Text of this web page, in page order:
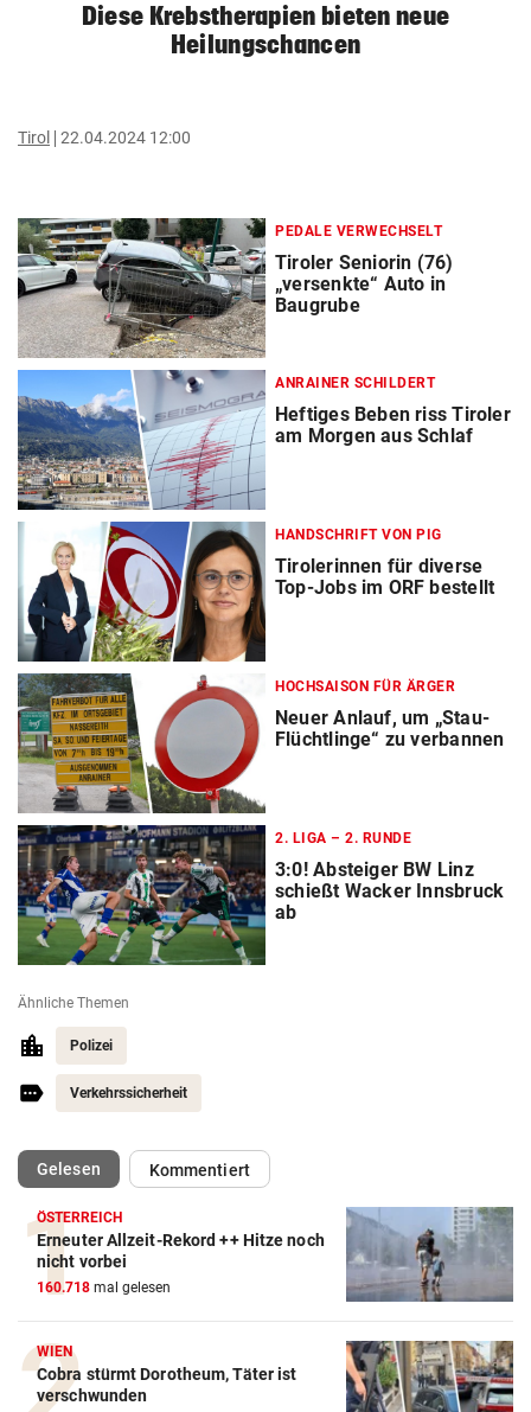
Diese Krebstherapien bieten neue
Heilungschancen
Tirol 22.04.2024 12:00
PEDALE VERWECHSELT
Tiroler Seniorin (76)
„versenkte“ Auto in
Baugrube
ANRAINER SCHILDERT
Heftiges Beben riss Tiroler
am Morgen aus Schlaf
HANDSCHRIFT VON PIG
Tirolerinnen für diverse
Top-Jobs im ORF bestellt
HOCHSAISON FÜR ÄRGER
Neuer Anlauf, um „Stau-
Flüchtlinge“ zu verbannen
2. LIGA – 2. RUNDE
3:0! Absteiger BW Linz
schießt Wacker Innsbruck
ab
Ähnliche Themen
Polizei
Verkehrssicherheit
Gelesen(ausgewählt)Kommentiert
ÖSTERREICH
Erneuter Allzeit-Rekord ++ Hitze noch
nicht vorbei
160.718 mal gelesen
WIEN
Cobra stürmt Dorotheum, Täter ist
verschwunden